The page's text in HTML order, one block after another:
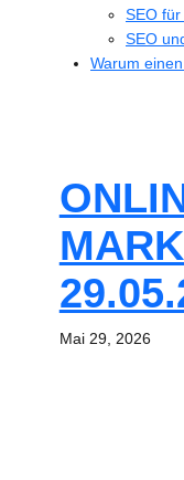
SEO für
SEO
Warum
Mai 29, 2026